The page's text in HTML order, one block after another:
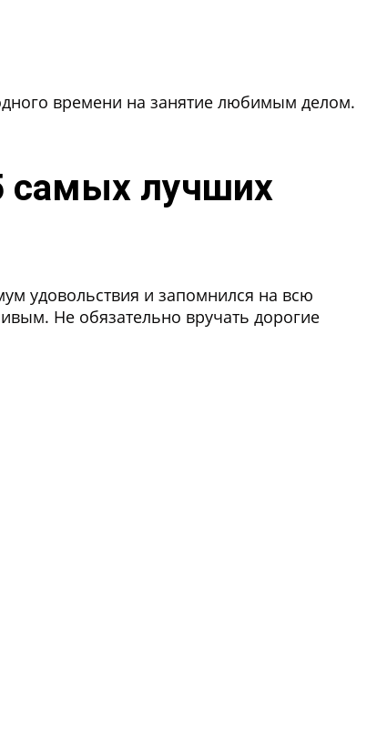
времени на занятие любимым делом.
самых лучших
удовольствия и запомнился на всю
Не обязательно вручать дорогие